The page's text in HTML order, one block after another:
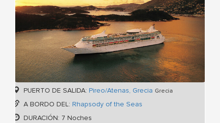
PUERTO DE SALIDA: Pireo/Atenas, Grecia Grecia
A BORDO DEL: Rhapsody of the Seas
DURACIÓN: 7 Noches